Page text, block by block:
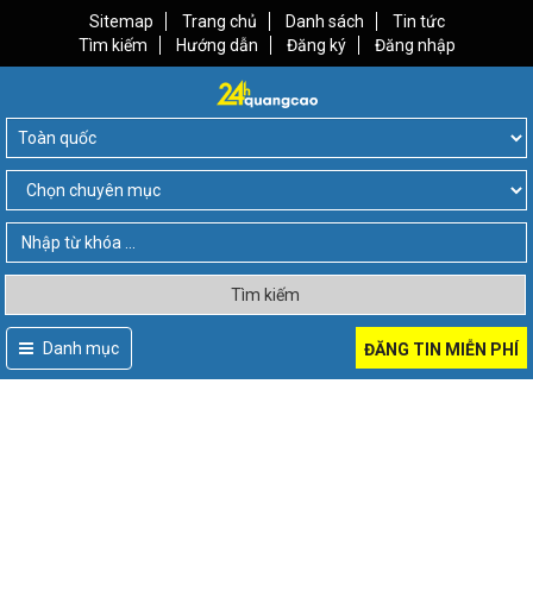
Sitemap Trang chủ Danh sách
Tin tức
Tìm kiếm
Hướng dẫn Đăng ký Đăng nhập
Tìm kiếm
Danh mục ĐĂNG TIN MIỄN PHÍ